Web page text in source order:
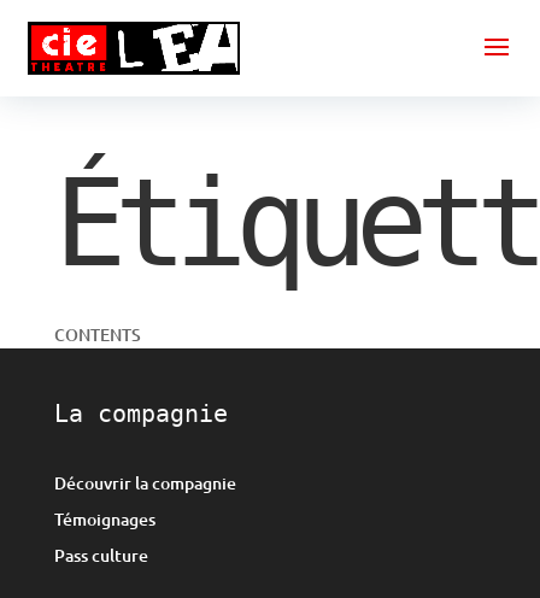
CONTENTS
La compagnie
Découvrir la compagnie
Témoignages
Pass culture